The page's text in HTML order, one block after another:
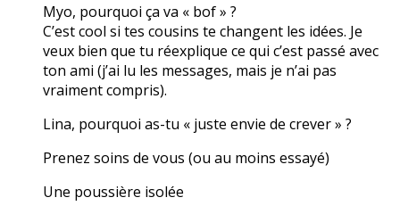
Myo, pourquoi ça va « bof » ?
C’est cool si tes cousins te changent les idées. Je
veux bien que tu réexplique ce qui c’est passé avec
ton ami (j’ai lu les messages, mais je n’ai pas
vraiment compris).
Lina, pourquoi as-tu « juste envie de crever » ?
Prenez soins de vous (ou au moins essayé)
Une poussière isolée